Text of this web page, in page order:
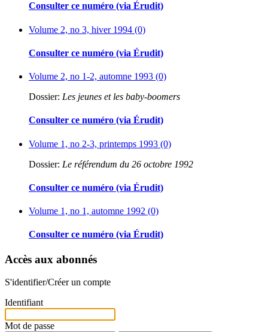
Consulter ce numéro (via Érudit)
Volume 2, no 3, hiver 1994 (0)
Consulter ce numéro (via Érudit)
Volume 2, no 1-2, automne 1993 (0)
Dossier: Les jeunes et les baby-boomers
Consulter ce numéro (via Érudit)
Volume 1, no 2-3, printemps 1993 (0)
Dossier: Le référendum du 26 octobre 1992
Consulter ce numéro (via Érudit)
Volume 1, no 1, automne 1992 (0)
Consulter ce numéro (via Érudit)
Accès aux abonnés
S'identifier/Créer un compte
Identifiant
Mot de passe